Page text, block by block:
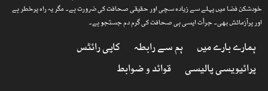
خودشکن فضا میں پہلے سے زیادہ سچی اور حقیقی صحافت کی ضرورت ہے۔ مگر یہ راہ پرخطر ہے
اور پرآزمائش بھی۔ جرأت ایسی ہی صحافت کی گرم دم جستجو ہے۔
ہمارے بارے میں ہم سے رابطہ
کاپی رائٹس
پرائیویسی پالیسی
قوائد و ضوابط